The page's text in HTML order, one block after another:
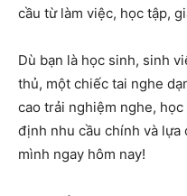
cầu từ làm việc, học tập,
Dù bạn là học sinh, sinh
thủ, một chiếc tai nghe
cao trải nghiệm nghe,
định nhu cầu chính và lựa
mình ngay hôm nay!